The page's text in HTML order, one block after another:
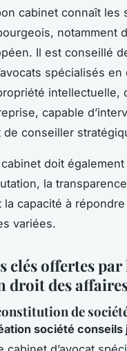
cabinet connaît les
notamment
Il est conseillé
spécialisés en
intellectuelle,
capable
de conseiller
cabinet doit
la
la capacité à
variées.
clés offertes
droit des
de
société conseils